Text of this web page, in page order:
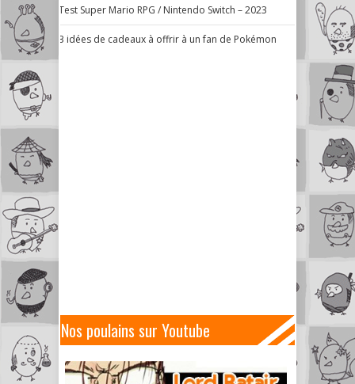
Test Super Mario RPG / Nintendo Switch – 2023
3 idées de cadeaux à offrir à un fan de Pokémon
Nos poulains sur Youtube